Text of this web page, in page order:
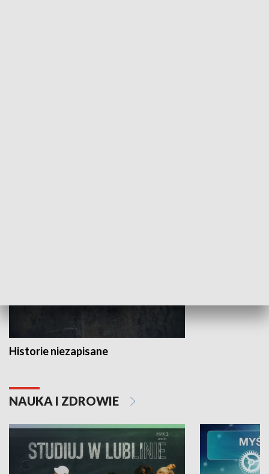
Historie niezapisane
NAUKA I ZDROWIE